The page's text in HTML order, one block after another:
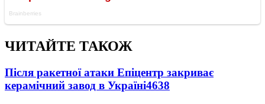
ЧИТАЙТЕ ТАКОЖ
Після ракетної атаки Епіцентр закриває
керамічний завод в Україні4638